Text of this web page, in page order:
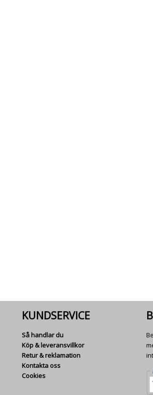
KUNDSERVICE
Så handlar du
Köp & leveransvillkor
Retur & reklamation
Kontakta oss
Cookies